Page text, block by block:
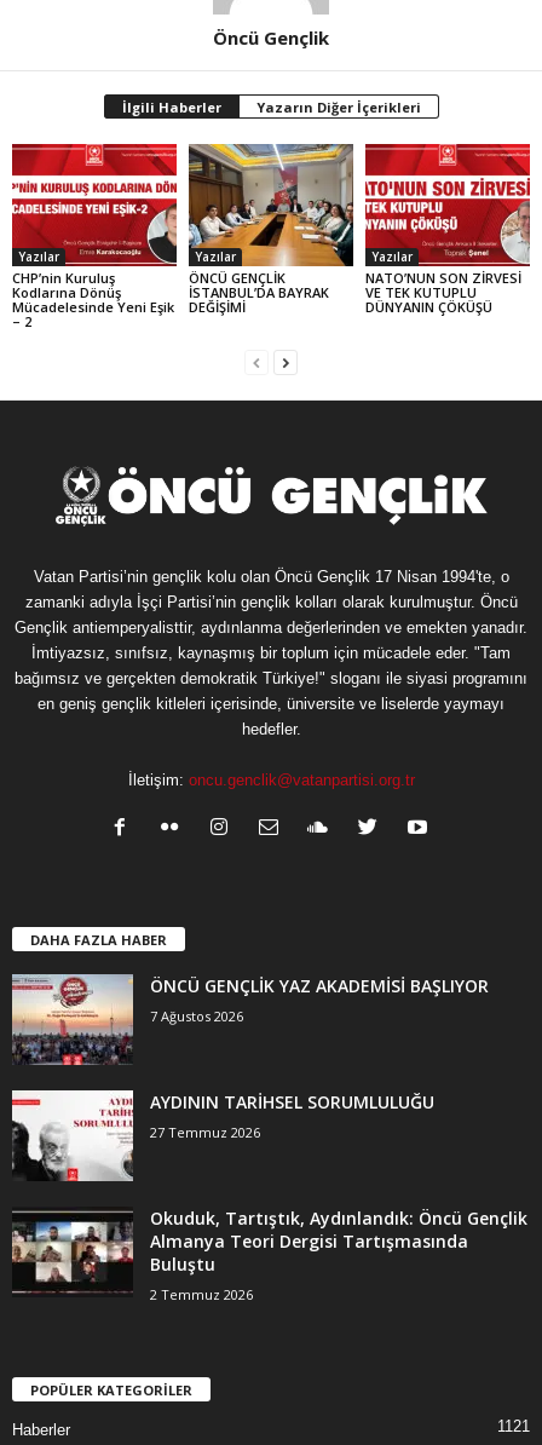
Öncü Gençlik
İlgili Haberler Yazarın Diğer İçerikleri
Yazılar
CHP’nin Kuruluş
Kodlarına Dönüş
Mücadelesinde Yeni Eşik
– 2
Yazılar
ÖNCÜ GENÇLİK
İSTANBUL’DA BAYRAK
DEĞİŞİMİ
Yazılar
NATO’NUN SON ZİRVESİ
VE TEK KUTUPLU
DÜNYANIN ÇÖKÜŞÜ
Vatan Partisi’nin gençlik kolu olan Öncü Gençlik 17 Nisan 1994'te, o
zamanki adıyla İşçi Partisi’nin gençlik kolları olarak kurulmuştur. Öncü
Gençlik antiemperyalisttir, aydınlanma değerlerinden ve emekten yanadır.
İmtiyazsız, sınıfsız, kaynaşmış bir toplum için mücadele eder. "Tam
bağımsız ve gerçekten demokratik Türkiye!" sloganı ile siyasi programını
en geniş gençlik kitleleri içerisinde, üniversite ve liselerde yaymayı
hedefler.
İletişim: oncu.genclik@vatanpartisi.org.tr
DAHA FAZLA HABER
ÖNCÜ GENÇLİK YAZ AKADEMİSİ BAŞLIYOR
7 Ağustos 2026
AYDININ TARİHSEL SORUMLULUĞU
27 Temmuz 2026
Okuduk, Tartıştık, Aydınlandık: Öncü Gençlik
Almanya Teori Dergisi Tartışmasında
Buluştu
2 Temmuz 2026
POPÜLER KATEGORİLER
Haberler 1121